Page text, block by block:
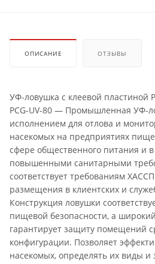
ОПИСАНИЕ ОТЗЫВЫ
УФ-ловушка с клеевой пластиной
PCG-UV-80 — Промышленная УФ-
исполнением для отлова и
насекомых на предприятиях
сфере общественного питания и
повышенными санитарными
соответствует требованиям
размещения в клиентских и
Конструкция ловушки
пищевой безопасности, а
гарантирует защиту помещений
конфигурации. Позволяет
насекомых, определять их виды